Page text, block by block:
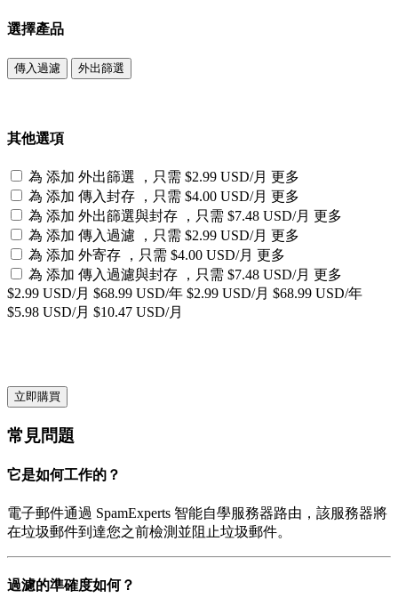
選擇產品
傳入過濾 外出篩選
其他選項
為 添加 外出篩選 ，只需 $2.99 USD/月 更多
為 添加 傳入封存 ，只需 $4.00 USD/月 更多
為 添加 外出篩選與封存 ，只需 $7.48 USD/月 更多
為 添加 傳入過濾 ，只需 $2.99 USD/月 更多
為 添加 外寄存 ，只需 $4.00 USD/月 更多
為 添加 傳入過濾與封存 ，只需 $7.48 USD/月 更多
$2.99 USD/月 $68.99 USD/年 $2.99 USD/月 $68.99 USD/年
$5.98 USD/月 $10.47 USD/月
立即購買
常見問題
它是如何工作的？
電子郵件通過 SpamExperts 智能自學服務器路由，該服務器將
在垃圾郵件到達您之前檢測並阻止垃圾郵件。
過濾的準確度如何？